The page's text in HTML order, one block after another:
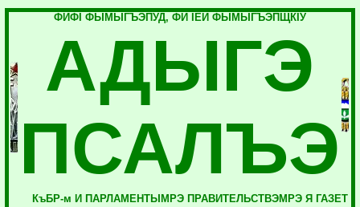
ФИФI ФЫМЫГЪЭПУД, ФИ IЕЙ ФЫМЫГЪЭПЩКIУ
АДЫГЭ
ПСАЛЪЭ
КъБР-м И ПАРЛАМЕНТЫМРЭ ПРАВИТЕЛЬСТВЭМРЭ Я ГАЗЕТ